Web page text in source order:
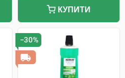
КУПИТИ
−30%